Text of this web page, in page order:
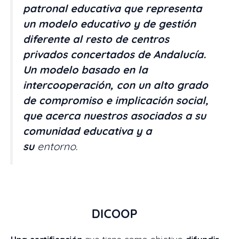
patronal educativa que representa
un modelo educativo y de gestión
diferente al resto de centros
privados concertados de Andalucía.
Un modelo basado en la
intercooperación, con un alto grado
de compromiso e implicación social,
que acerca nuestros asociados a su
comunidad educativa y a
su entorno.
DICOOP